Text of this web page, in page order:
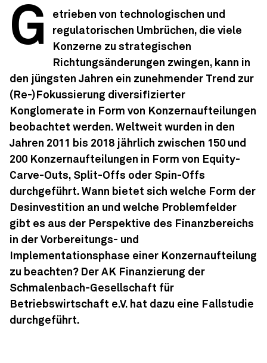
G
etrieben von technologischen und
regulatorischen Umbrüchen, die viele
Konzerne zu strategischen
Richtungsänderungen zwingen, kann in
den jüngsten Jahren ein zunehmender Trend zur
(Re-)Fokussierung diversifizierter
Konglomerate in Form von Konzernaufteilungen
beobachtet werden. Weltweit wurden in den
Jahren 2011 bis 2018 jährlich zwischen 150 und
200 Konzernaufteilungen in Form von Equity-
Carve-Outs, Split-Offs oder Spin-Offs
durchgeführt. Wann bietet sich welche Form der
Desinvestition an und welche Problemfelder
gibt es aus der Perspektive des Finanzbereichs
in der Vorbereitungs- und
Implementationsphase einer Konzernaufteilung
zu beachten? Der AK Finanzierung der
Schmalenbach-Gesellschaft für
Betriebswirtschaft e.V. hat dazu eine Fallstudie
durchgeführt.